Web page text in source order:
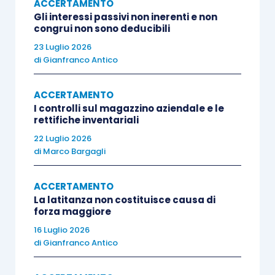
patrimonio netto per un ammontare pari al prezzo
di acquisto delle stesse, tramite l’iscrizione di
una riserva di segno negativo.
In sostanza, mentre in precedenza le azioni
proprie erano iscritte nell’attivo dello Stato
patrimoniale (tra le immobilizzazioni finanziarie o
nell’attivo circolante), vincolando tuttavia una
nazionali, le azioni proprie vengono iscritte
direttamente a riduzione del netto, come previsto
dai principi contabili internazionali.
ACCERTAMENTO
Gli interessi passivi non inerenti e non
congrui non sono deducibili
23 Luglio 2026
di Gianfranco Antico
ACCERTAMENTO
I controlli sul magazzino aziendale e le
rettifiche inventariali
22 Luglio 2026
di Marco Bargagli
ACCERTAMENTO
La latitanza non costituisce causa di
forza maggiore
16 Luglio 2026
di Gianfranco Antico